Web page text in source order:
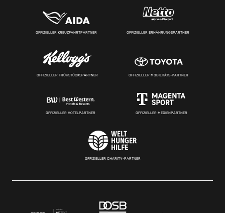
OFFIZIELLER KREUZFAHRTPARTNER OFFIZIELLER ERNÄHRUNGSPARTNER
OFFIZIELLER FRÜHSTÜCKSPARTNER OFFIZIELLER MOBILITÄTS-PARTNER
OFFIZIELLER HOTELPARTNER OFFIZIELLER MEDIENPARTNER
OFFIZIELLER CHARITY-PARTNER